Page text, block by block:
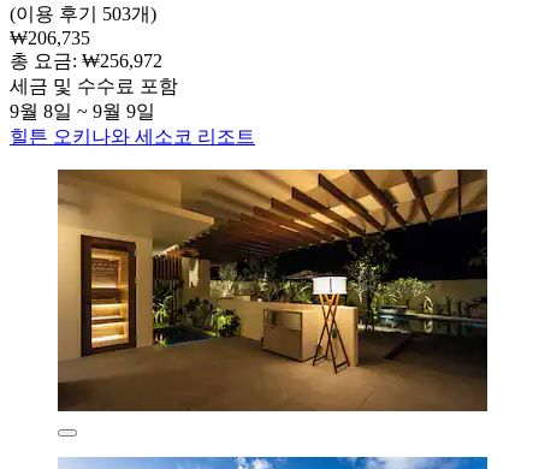
(이용 후기 503개)
₩206,735
총 요금: ₩256,972
세금 및 수수료 포함
9월 8일 ~ 9월 9일
힐튼 오키나와 세소코 리조트